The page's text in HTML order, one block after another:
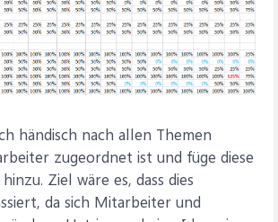
händisch nach allen Themen
zugeordnet ist und füge diese
Ziel wäre es, dass dies
da sich Mitarbeiter und